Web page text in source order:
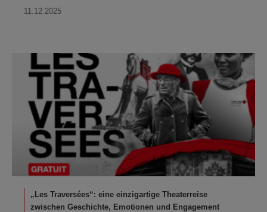
11.12.2025
„Les Traversées“: eine einzigartige Theaterreise
zwischen Geschichte, Emotionen und Engagement